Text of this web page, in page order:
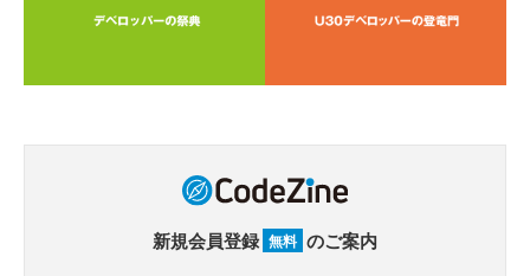
新規会員登録 無料 のご案内